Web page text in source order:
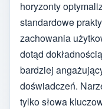
horyzonty
standardowe
zachowania
dotąd
bardziej
doświadczeń.
tylko słowa